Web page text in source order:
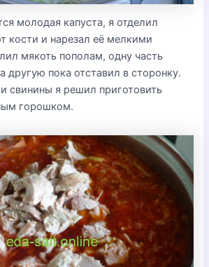
молодая капуста, я отделил
кости и нарезал её мелкими
мякоть пополам, одну часть
пока отставил в сторонку.
свинины я решил приготовить
горошком.